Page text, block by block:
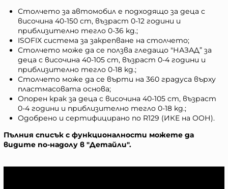
Столчето за автомобил е подходящо за деца с
височина 40-150 cm, възраст 0-12 години и
приблизително тегло 0-36 kg.;
ISOFIX система за закрепване на столчето;
Столчето може да се ползва гледащо "НАЗАД” за
деца с височина 40-105 cm, възраст 0-4 години и
приблизително тегло 0-18 kg.;
Столчето може да се върти на 360 градуса върху
пластмасовата основа;
Опорен крак за деца с височина 40-105 cm, възраст
0-4 години и приблизително тегло 0-18 kg.;
Одобрено и сертифицирано по R129 (ИКЕ на ООН).
Пълния списък с функционалности можете да
видите по-надолу в "Детайли".